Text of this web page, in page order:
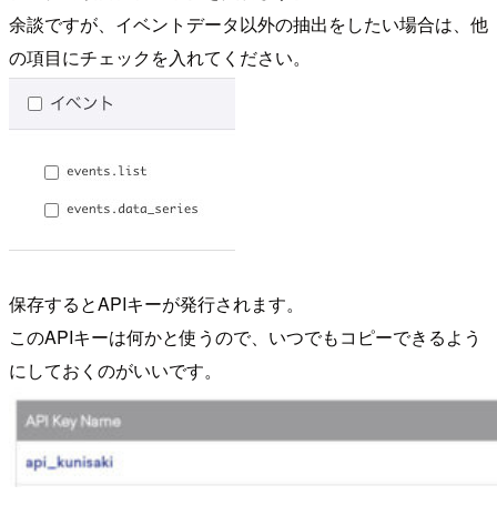
余談ですが、イベントデータ以外の抽出をしたい場合は、他
の項目にチェックを入れてください。
保存するとAPIキーが発行されます。
このAPIキーは何かと使うので、いつでもコピーできるよう
にしておくのがいいです。